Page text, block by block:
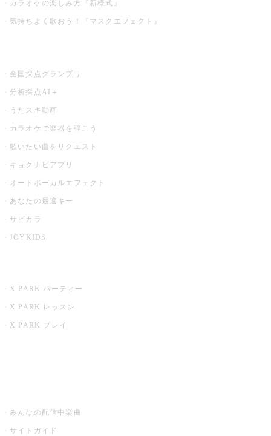
カラオケの楽しみ方『新様式』
気持ちよく歌おう！『マスクエフェクト』
全国採点グランプリ
分析採点AI＋
うたスキ動画
カラオケで楽器を弾こう
歌いたい曲をリクエスト
キョクナビアプリ
オートボーカルエフェクト
あなたの最適キー
サビカラ
JOYKIDS
X PARK パーティー
X PARK レッスン
X PARK プレイ
みんなの配信中楽曲
サイトガイド